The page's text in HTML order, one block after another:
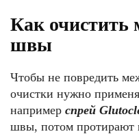
Как очистить
швы
Чтобы не повредить
очистки нужно
например спрей
швы, потом протирают